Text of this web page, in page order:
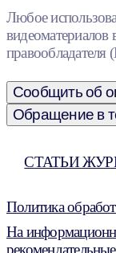
Любое
видеоматериалов
Сообщить об
Обращение в
СТАТЬИ
Политика
На